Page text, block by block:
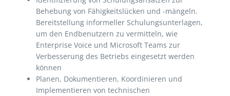
Behebung von Fähigkeitslücken und -mängeln.
Bereitstellung informeller Schulungsunterlagen,
um den Endbenutzern zu vermitteln, wie
Enterprise Voice und Microsoft Teams zur
Verbesserung des Betriebs eingesetzt werden
können
Planen, Dokumentieren, Koordinieren und
Implementieren von technischen